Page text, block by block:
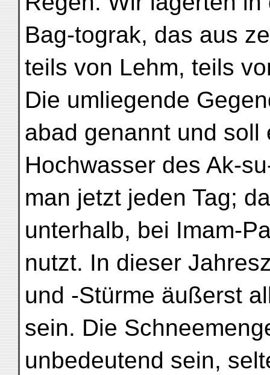
Bag-tograk, das aus
teils von Lehm, teils
Die umliegende
abad genannt und
Hochwasser des Ak-
man jetzt jeden Tag;
unterhalb, bei Imam-
nutzt. In dieser
und -Stürme äußerst
sein. Die
unbedeutend sein,